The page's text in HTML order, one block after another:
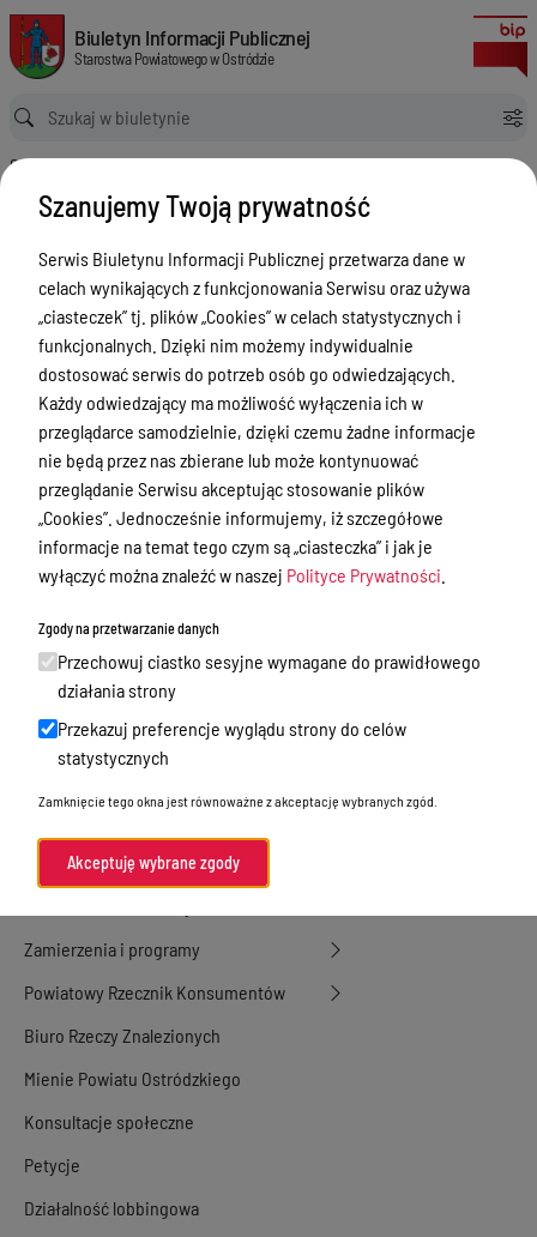
Ogłoszenie: II przetarg ustny nieograniczony na zbycie zabudowanych
Biuletyn Informacji Publicznej Starostwa Powiatowego w Ostródzie
Biuletyn Informacji Publicznej
Starostwa Powiatowego w Ostródzie
Ścieżka powrotu
Strona główna
Ogłoszenia
Ogłoszenie: II przetarg ustny nieograniczony na zbycie zabudowanych nieruchomości gruntowych stanowiących własność Skarbu Państwa, położonych w obrębie nr 4 miasta Ostróda
Ogłoszenia
Menu Przedmiotowe
Starostwo Powiatowe
Poradnik Interesanta
Informacje o naborze
Zamówienia Publiczne
Tablica ogłoszeń
Dyżury Aptek w Powiecie Ostródzkim
Nieodpłatna Pomoc Prawna
Akty Prawne
Rejestry, ewidencje i archiwa
Budżet
Organizacja działania samorządu
powiatowego
Oświadczenia majątkowe
Zamierzenia i programy
Powiatowy Rzecznik Konsumentów
Biuro Rzeczy Znalezionych
Mienie Powiatu Ostródzkiego
Konsultacje społeczne
Petycje
Działalność lobbingowa
Szanujemy Twoją prywatność
Serwis Biuletynu Informacji Publicznej przetwarza dane w
celach wynikających z funkcjonowania Serwisu oraz używa
„ciasteczek” tj. plików „Cookies” w celach statystycznych i
funkcjonalnych. Dzięki nim możemy indywidualnie
dostosować serwis do potrzeb osób go odwiedzających.
Każdy odwiedzający ma możliwość wyłączenia ich w
przeglądarce samodzielnie, dzięki czemu żadne informacje
nie będą przez nas zbierane lub może kontynuować
przeglądanie Serwisu akceptując stosowanie plików
„Cookies”. Jednocześnie informujemy, iż szczegółowe
informacje na temat tego czym są „ciasteczka” i jak je
wyłączyć można znaleźć w naszej Polityce Prywatności
Zgody na przetwarzanie danych
Przechowuj ciastko sesyjne wymagane do prawidłowego
działania strony
Przekazuj preferencje wyglądu strony do celów
statystycznych
Zamknięcie tego okna jest równoważne z akceptację wybranych zgód.
Akceptuję wybrane zgody